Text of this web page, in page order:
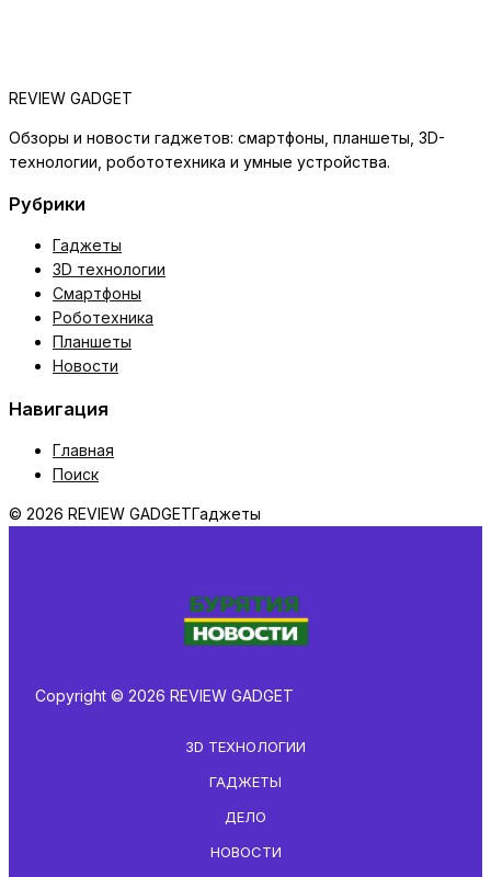
REVIEW GADGET
Обзоры и новости гаджетов: смартфоны, планшеты, 3D-
технологии, робототехника и умные устройства.
Рубрики
Гаджеты
3D технологии
Смартфоны
Роботехника
Планшеты
Новости
Навигация
Главная
Поиск
© 2026 REVIEW GADGETГаджеты
Copyright © 2026 REVIEW GADGET
3D ТЕХНОЛОГИИ
ГАДЖЕТЫ
ДЕЛО
НОВОСТИ